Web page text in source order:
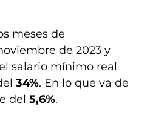
meses de
de 2023 y
salario mínimo real
34%. En lo que va de
del 5,6%.